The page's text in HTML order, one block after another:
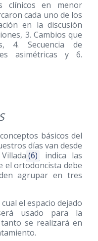
clínicos en menor
cada uno de los
en la discusión
3. Cambios que
4. Secuencia de
asimétricas y 6.
básicos del
días van desde
(6)
indica las
el ortodoncista debe
agrupar en tres
el espacio dejado
usado para la
se realizará en